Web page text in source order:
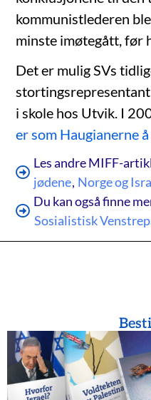
kommunistlederen
minste imøtegått, før
Det er mulig SVs
i skole hos Utvik. I
er som Haugianerne
Les andre MIFF-
jødene, Norge og
Du kan også finne
Sosialistisk